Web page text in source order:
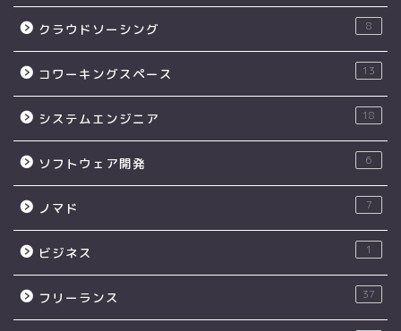
クラウドソーシング 8
コワーキングスペース 13
システムエンジニア 18
ソフトウェア開発 6
ノマド 7
ビジネス 1
フリーランス 37